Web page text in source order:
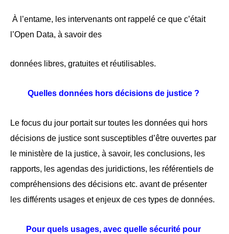
À l’entame, les intervenants ont rappelé ce que c’était
l’Open Data, à savoir des
données libres, gratuites et réutilisables.
Quelles données hors décisions de justice ?
Le focus du jour portait sur toutes les données qui hors
décisions de justice sont susceptibles d’être ouvertes par
le ministère de la justice, à savoir, les conclusions, les
rapports, les agendas des juridictions, les référentiels de
compréhensions des décisions etc. avant de présenter
les différents usages et enjeux de ces types de données.
Pour quels usages, avec quelle sécurité pour